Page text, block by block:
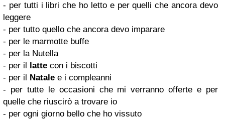
- per tutti i libri che ho letto e per quelli che ancora devo
leggere
- per tutto quello che ancora devo imparare
- per le marmotte buffe
- per la Nutella
- per il latte con i biscotti
- per il Natale e i compleanni
- per tutte le occasioni che mi verranno offerte e per
quelle che riuscirò a trovare io
- per ogni giorno bello che ho vissuto